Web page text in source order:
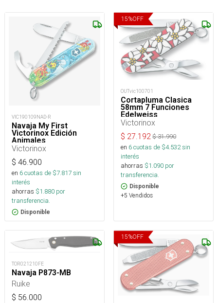
VIC190109NAD-R
Navaja My First
Victorinox Edición
Animales
Victorinox
$ 46.900
en 6cuotas de $7.817sin
interés
ahorras $1.880 por
transferencia.
Disponible
15%OFF
OUTvic100701
Cortapluma Clasica
58mm 7 Funciones
Edelweiss
Victorinox
$ 27.192 $31.990
en 6cuotas de $4.532sin
interés
ahorras $1.090 por
transferencia.
Disponible
+5 Vendidos
TOR021210FE
Navaja P873-MB
Ruike
$ 56.000
15%OFF